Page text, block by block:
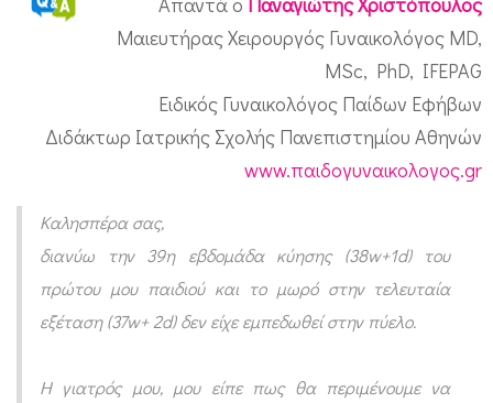
ι
Μαιευτήρας Χειρουργός Γυναικολόγος MD,
MSc, PhD, IFEPAG
Ειδικός Γυναικολόγος Παίδων Εφήβων
Διδάκτωρ Ιατρικής Σχολής Πανεπιστημίου Αθηνών
www.παιδογυναικολογος.gr
Καλησπέρα σας,
διανύω την 39η εβδομάδα κύησης (38w+1d) του
πρώτου μου παιδιού και το μωρό στην τελευταία
εξέταση (37w+ 2d) δεν είχε εμπεδωθεί στην πύελο.
Η γιατρός μου, μου είπε πως θα περιμένουμε να